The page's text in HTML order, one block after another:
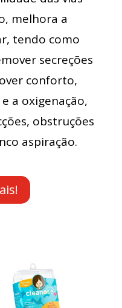
melhora a
tendo como
secreções
conforto,
a oxigenação,
obstruções
aspiração.